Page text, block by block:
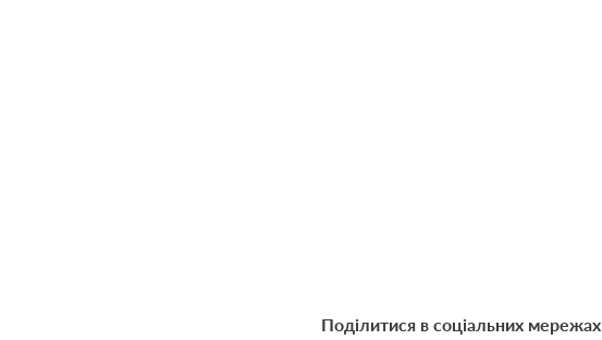
Поділитися в соціальних мережах